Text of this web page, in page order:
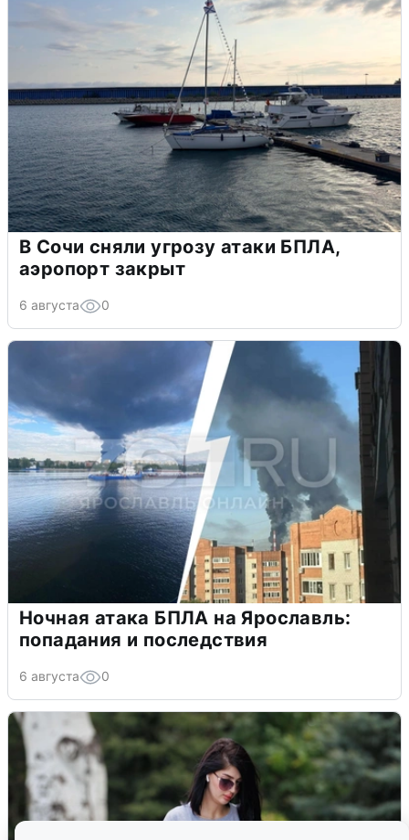
В Сочи сняли угрозу атаки БПЛА,
аэропорт закрыт
6 августа 0
Ночная атака БПЛА на Ярославль:
попадания и последствия
6 августа 0